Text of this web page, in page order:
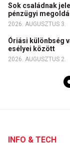
Sok családnak
pénzügyi
2026. AUGUSZTUS 3.
Óriási különbség
esélyei között
2026. AUGUSZTUS 2.
INFO & TECH